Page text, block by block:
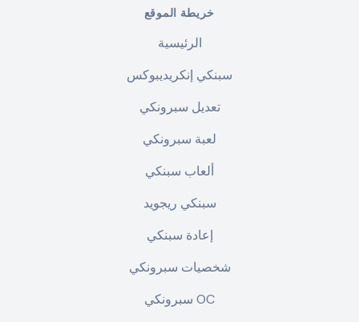
خريطة الموقع
الرئيسية
سبنكي إنكريديبوكس
تعديل سبرونكي
لعبة سبرونكي
ألعاب سبنكي
سبنكي ريجويد
إعادة سبنكي
شخصيات سبرونكي
سبرونكي OC